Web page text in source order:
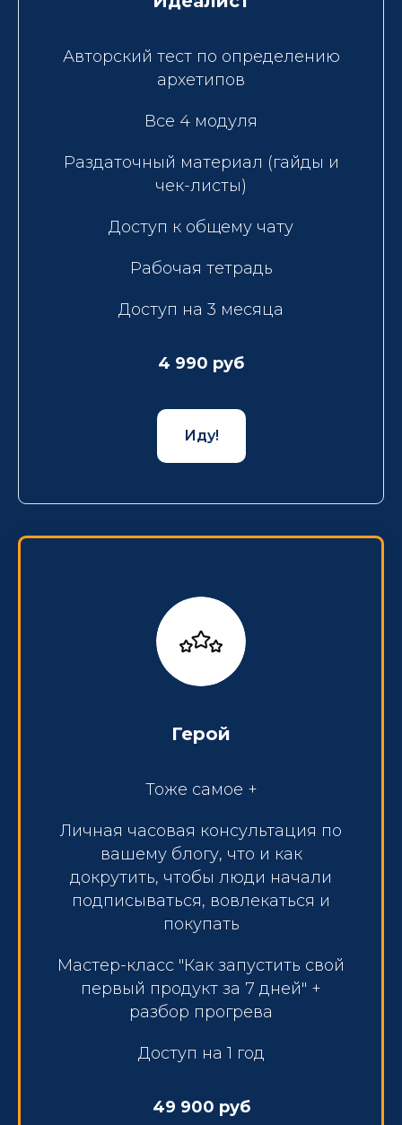
Авторский тест по определению
архетипов
Все 4 модуля
Раздаточный материал (гайды и
чек-листы)
Доступ к общему чату
Рабочая тетрадь
Доступ на 3 месяца
4 990 руб
Иду!
Герой
Тоже самое +
Личная часовая консультация по
вашему блогу, что и как
докрутить, чтобы люди начали
подписываться, вовлекаться и
покупать
Мастер-класс "Как запустить свой
первый продукт за 7 дней" +
разбор прогрева
Доступ на 1 год
49 900 руб